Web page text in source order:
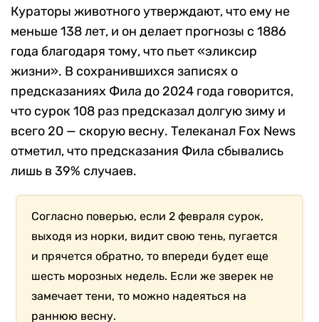
Кураторы животного утверждают, что ему не
меньше 138 лет, и он делает прогнозы с 1886
года благодаря тому, что пьет «эликсир
жизни». В сохранившихся записях о
предсказаниях Фила до 2024 года говорится,
что сурок 108 раз предсказал долгую зиму и
всего 20 — скорую весну. Телеканал Fox News
отметил, что предсказания Фила сбывались
лишь в 39% случаев.
Согласно поверью, если 2 февраля сурок,
выходя из норки, видит свою тень, пугается
и прячется обратно, то впереди будет еще
шесть морозных недель. Если же зверек не
замечает тени, то можно надеяться на
раннюю весну.